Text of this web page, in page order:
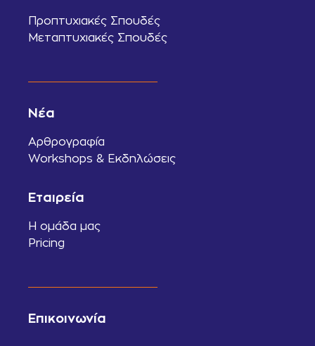
Προπτυχιακές Σπουδές
Μεταπτυχιακές Σπουδές
Νέα
Αρθρογραφία
Workshops & Εκδηλώσεις
Εταιρεία
Η ομάδα μας
Pricing
Επικοινωνία